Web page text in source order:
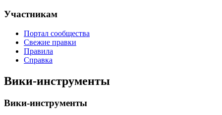
Участникам
Портал сообщества
Свежие правки
Правила
Справка
Вики-инструменты
Вики-инструменты